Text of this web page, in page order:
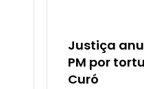
Justiça
PM por
Curó